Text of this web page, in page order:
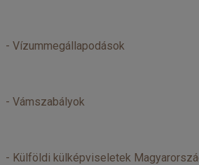
- Vízummegállapodások
- Vámszabályok
- Külföldi külképviseletek